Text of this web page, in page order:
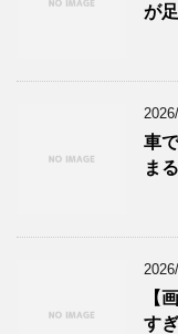
が
車
ま
【
す